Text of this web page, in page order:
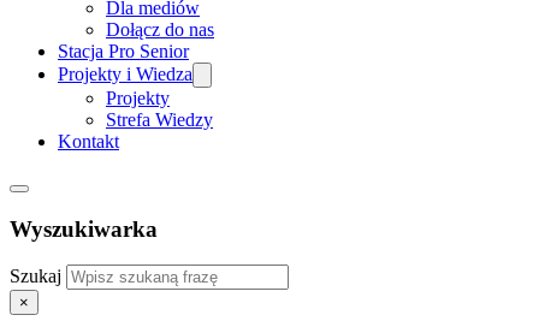
Dla mediów
Dołącz do nas
Stacja Pro Senior
Projekty i Wiedza
Projekty
Strefa Wiedzy
Kontakt
Wyszukiwarka
Szukaj
×